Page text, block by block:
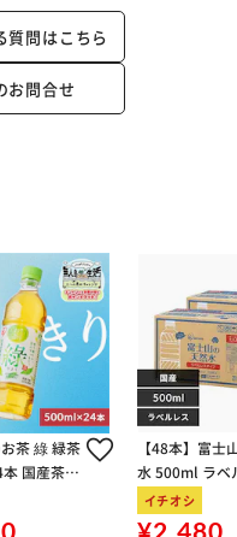
質問はこちら
お問合せ
茶 綠 緑茶
国産茶葉
【48本】富士
水 500ml ラベ
イチオシ
¥2,480